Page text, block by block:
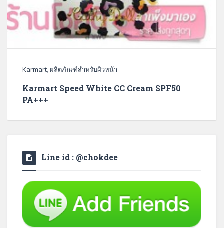
Karmart,ผลิตภัณฑ์สำหรับผิวหน้า
Karmart Speed White CC Cream SPF50
PA+++
Line id : @chokdee